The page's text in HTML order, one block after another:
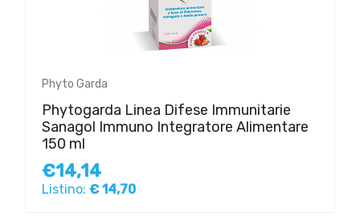
Phyto Garda
Phytogarda Linea Difese Immunitarie
Sanagol Immuno Integratore Alimentare
150 ml
€14,14
Listino: € 14,70